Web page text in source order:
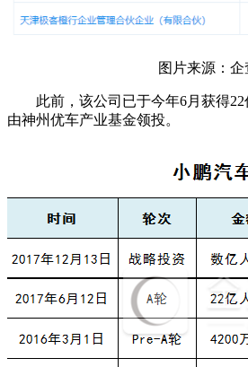
图片来源：企
此前，该公司已于今年6月获得
由神州优车产业基金领投。